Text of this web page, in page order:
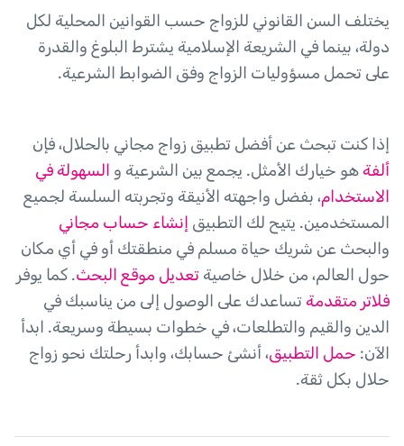
يختلف السن القانوني للزواج حسب القوانين المحلية لكل
دولة، بينما في الشريعة الإسلامية يشترط البلوغ والقدرة
على تحمل مسؤوليات الزواج وفق الضوابط الشرعية.
إذا كنت تبحث عن أفضل تطبيق زواج مجاني بالحلال، فإن
ألفة هو خيارك الأمثل. يجمع بين الشرعية و السهولة في
الاستخدام، بفضل واجهته الأنيقة وتجربته السلسة لجميع
المستخدمين. يتيح لك التطبيق إنشاء حساب مجاني
والبحث عن شريك حياة مسلم في منطقتك أو في أي مكان
حول العالم، من خلال خاصية تعديل موقع البحث. كما يوفر
فلاتر متقدمة تساعدك على الوصول إلى من يناسبك في
الدين والقيم والتطلعات، في خطوات بسيطة وسريعة. ابدأ
الآن: حمل التطبيق، أنشئ حسابك، وابدأ رحلتك نحو زواج
حلال بكل ثقة.